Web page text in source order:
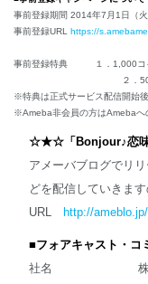
事前登録期間 2014年7月1日（
事前登録URL https://
事前登録特典 １．1,000コイ
２．50コ
※特典は正式サービス配信開始
※Ameba非会員の方はAmebaへ
☆★☆「 Bonjour♪恋
アメーバブログでリ
どを配信していきま
URL
http://
■フォアキャスト・コ
社名 株式会社フ